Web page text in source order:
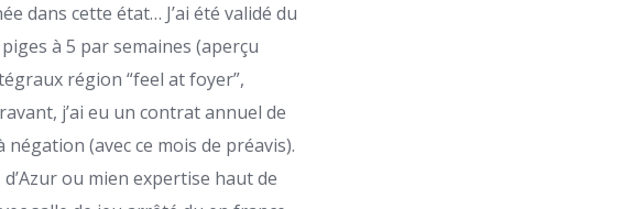
dans cette état… J’ai été validé du
à 5 par semaines (aperçu
région “feel at foyer”,
j’ai eu un contrat annuel de
(avec ce mois de préavis).
ou mien expertise haut de